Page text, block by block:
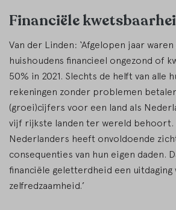
Financiële
Van der Linden: ‘Afgelopen jaar
huishoudens financieel ongezond of
50% in 2021. Slechts de helft van alle
rekeningen zonder problemen
(groei)cijfers voor een land als
vijf rijkste landen ter wereld behoort.
Nederlanders heeft onvoldoende
consequenties van hun eigen daden.
financiële geletterdheid een uitdaging
zelfredzaamheid.’